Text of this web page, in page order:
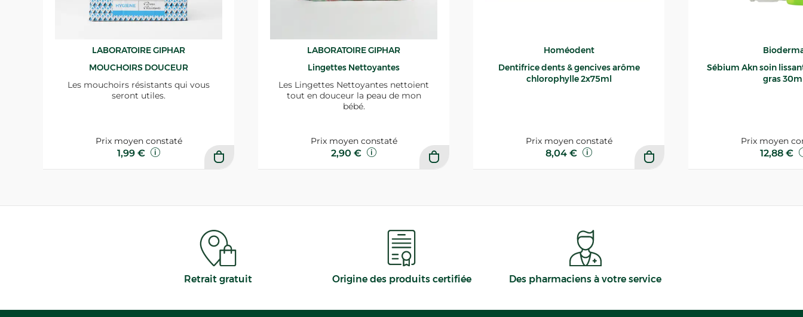
LABORATOIRE GIPHAR
MOUCHOIRS DOUCEUR
Les mouchoirs résistants qui vous
seront utiles.
Prix moyen constaté
1,99 €
LABORATOIRE GIPHAR
Lingettes Nettoyantes
Les Lingettes Nettoyantes nettoient
tout en douceur la peau de mon
bébé.
Prix moyen constaté
2,90 €
Homéodent
Dentifrice dents & gencives arôme
chlorophylle 2x75ml
Prix moyen constaté
8,04 €
Sébium Akn soin lissant
gras
Prix moyen
12,88 €
Retrait gratuit Origine des produits certifiée Des pharmaciens à votre service